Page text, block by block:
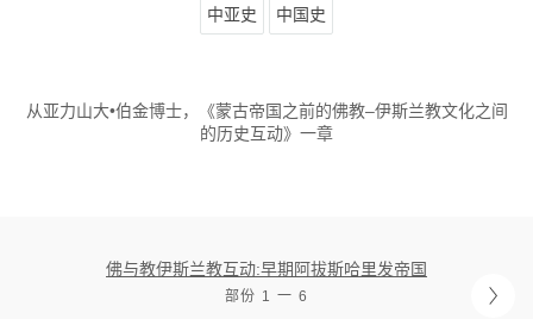
中亚史 中国史
从亚力山大•伯金博士，《蒙古帝国之前的佛教–伊斯兰教文化之间
的历史互动》一章
佛与教伊斯兰教互动:早期阿拔斯哈里发帝国
部份 1 一 6